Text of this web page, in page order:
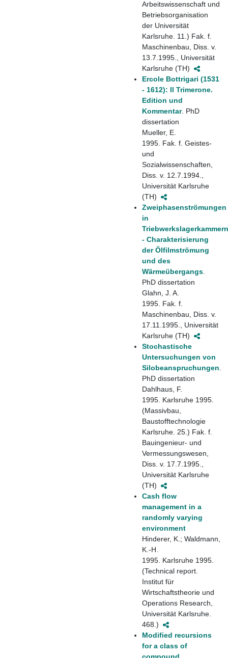
Arbeitswissenschaft und
Betriebsorganisation
der Universität
Karlsruhe. 11.) Fak. f.
Maschinenbau, Diss. v.
13.7.1995., Universität
Karlsruhe (TH)
Ercole Bottrigari (1531
- 1612): Il Trimerone.
Edition und
Kommentar. PhD
dissertation
Mueller, E.
1995. Fak. f. Geistes-
und
Sozialwissenschaften,
Diss. v. 12.7.1994.,
Universität Karlsruhe
(TH)
Zweiphasenströmungen
in
Triebwerkslagerkammern
- Charakterisierung
der Ölfilmströmung
und des
Wärmeübergangs
PhD dissertation
Glahn, J. A.
1995. Fak. f.
Maschinenbau, Diss. v.
17.11.1995., Universität
Karlsruhe (TH)
Stochastische
Untersuchungen von
Silobeanspruchungen
PhD dissertation
Dahlhaus, F.
1995. Karlsruhe 1995.
(Massivbau,
Baustofftechnologie
Karlsruhe. 25.) Fak. f.
Bauingenieur- und
Vermessungswesen,
Diss. v. 17.7.1995.,
Universität Karlsruhe
(TH)
Cash flow
management in a
randomly varying
environment
Hinderer, K.; Waldmann,
K.-H.
1995. Karlsruhe 1995.
(Technical report.
Institut für
Wirtschaftstheorie und
Operations Research,
Universität Karlsruhe.
468.)
Modified recursions
for a class of
compound